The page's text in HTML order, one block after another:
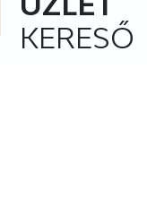
KERESŐ